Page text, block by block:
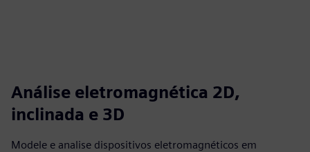
Análise eletromagnética 2D,
inclinada e 3D
Modele e analise dispositivos eletromagnéticos em